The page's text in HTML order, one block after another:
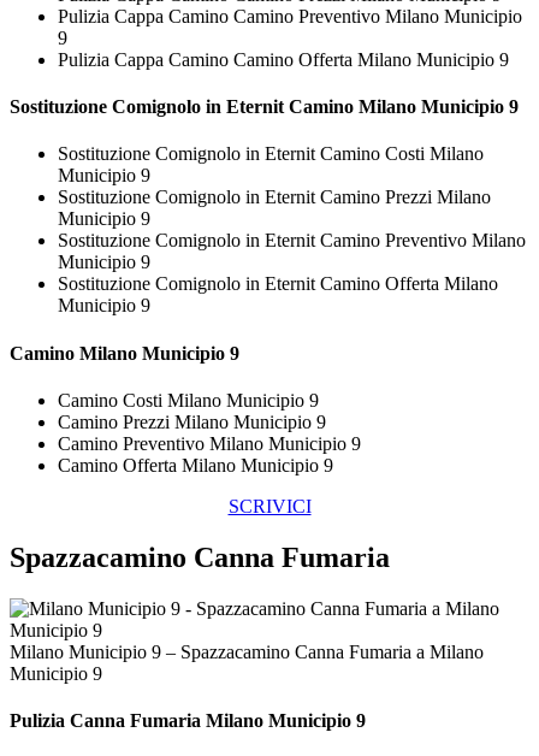
Pulizia Cappa Camino Camino Preventivo Milano Municipio
9
Pulizia Cappa Camino Camino Offerta Milano Municipio 9
Sostituzione Comignolo in Eternit Camino Milano Municipio 9
Sostituzione Comignolo in Eternit Camino Costi Milano
Municipio 9
Sostituzione Comignolo in Eternit Camino Prezzi Milano
Municipio 9
Sostituzione Comignolo in Eternit Camino Preventivo Milano
Municipio 9
Sostituzione Comignolo in Eternit Camino Offerta Milano
Municipio 9
Camino Milano Municipio 9
Camino Costi Milano Municipio 9
Camino Prezzi Milano Municipio 9
Camino Preventivo Milano Municipio 9
Camino Offerta Milano Municipio 9
SCRIVICI
Spazzacamino Canna Fumaria
Milano Municipio 9 – Spazzacamino Canna Fumaria a Milano
Municipio 9
Pulizia Canna Fumaria Milano Municipio 9